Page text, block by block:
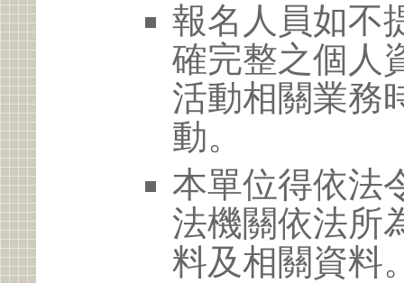
報名人員如不
確完整之個人
活動相關業務
動。
本單位得依法
法機關依法所
料及相關資料